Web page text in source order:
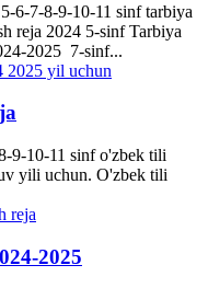
6-7-8-9-10-11 sinf tarbiya
reja 2024 5-sinf Tarbiya
2025 7-sinf...
9-10-11 sinf o'zbek tili
yili uchun. O'zbek tili
2025